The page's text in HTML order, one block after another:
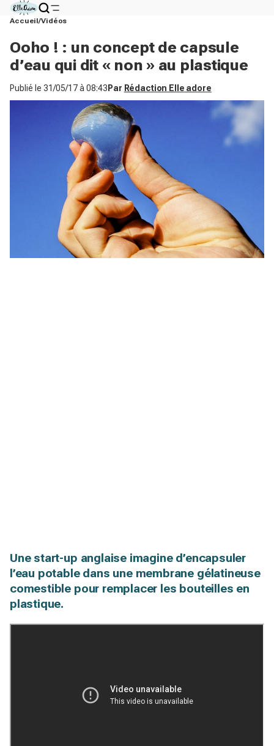
Accueil Vidéos
Ooho ! : un concept de capsule
d’eau qui dit « non » au plastique
Publié le 31/05/17 à 08:43 Par Rédaction Elle adore
Une start-up anglaise imagine d’encapsuler
l’eau potable dans une membrane gélatineuse
comestible pour remplacer les bouteilles en
plastique.